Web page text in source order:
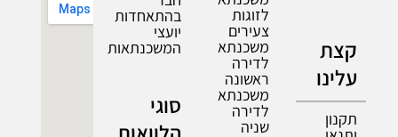
קצת
עלינו
תקנון
לזוגות
צעירים
משכנתא
לדירה
ראשונה
משכנתא
לדירה
שניה
בהתאחדות
יועצי
המשכנתאות
סוגי